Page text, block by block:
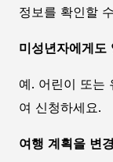
정보를 확인할
미성년자에게도
예. 어린이 또는
여 신청하세요.
여행 계획을 변